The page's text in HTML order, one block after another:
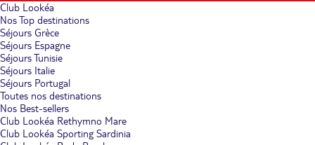
Club Lookéa
Nos Top destinations
Séjours Grèce
Séjours Espagne
Séjours Tunisie
Séjours Italie
Séjours Portugal
Toutes nos destinations
Nos Best-sellers
Club Lookéa Rethymno Mare
Club Lookéa Sporting Sardinia